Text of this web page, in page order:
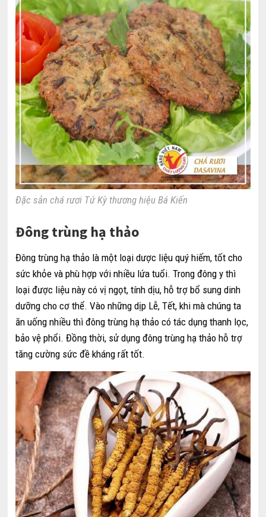
Đặc sản chá rươi Tứ Kỳ thương hiệu Bá Kiến
Đông trùng hạ thảo
Đông trùng hạ thảo là một loại dược liệu quý hiếm, tốt cho
sức khỏe và phù hợp với nhiều lứa tuổi. Trong đông y thì
loại được liệu này có vị ngọt, tính dịu, hỗ trợ bổ sung dinh
dưỡng cho cơ thể. Vào những dịp Lễ, Tết, khi mà chúng ta
ăn uống nhiều thì đông trùng hạ thảo có tác dụng thanh lọc,
bảo vệ phổi. Đồng thời, sử dụng đông trùng hạ thảo hỗ trợ
tăng cường sức đề kháng rất tốt.